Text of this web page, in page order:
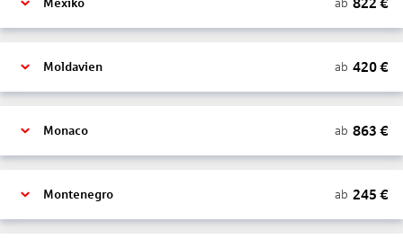
Mexiko ab
Moldavien ab 420€
Monaco ab 863 €
Montenegro ab 245 €